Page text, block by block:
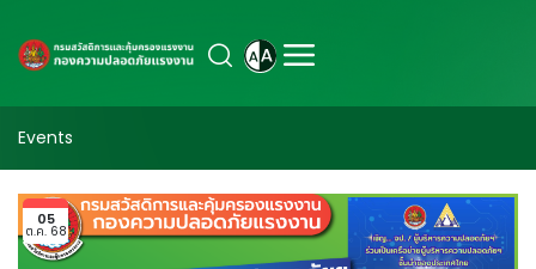
Events
05
ต.ค. 68